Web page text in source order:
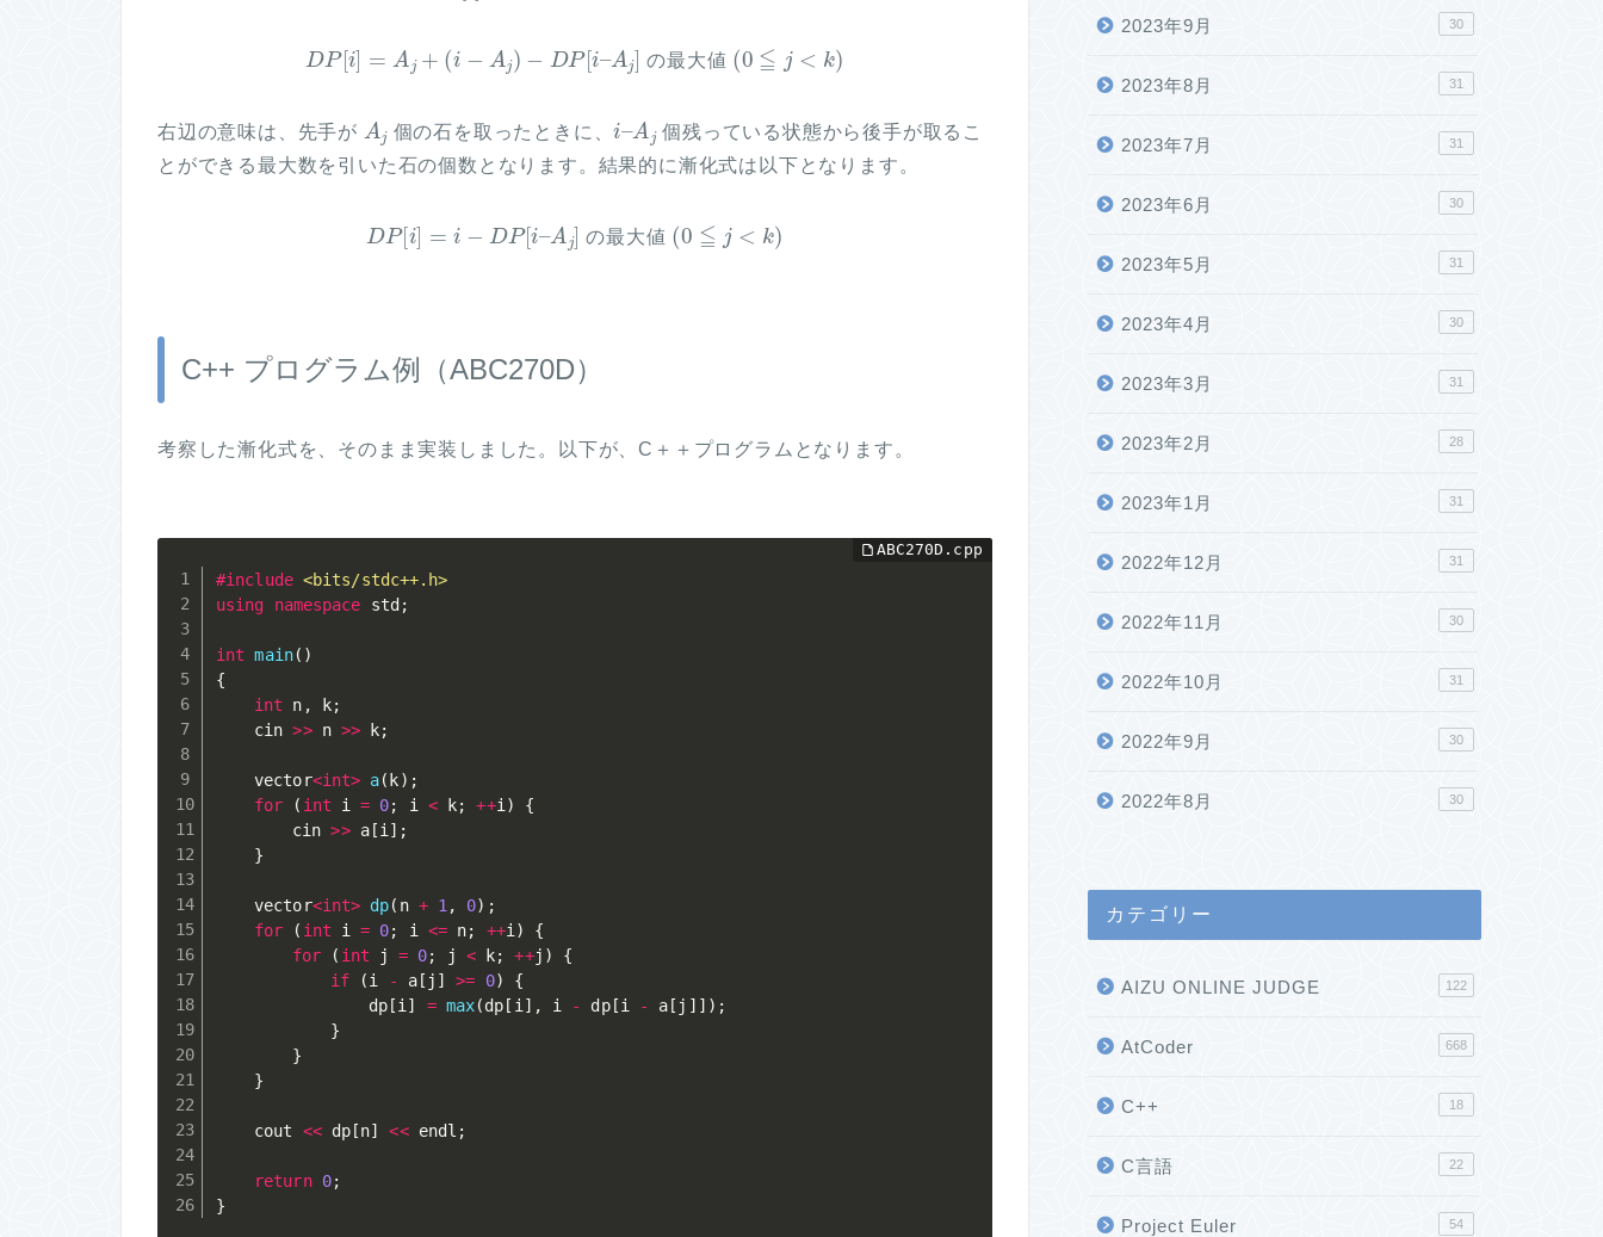
DP[i] + A j) DP[ Aj]
の最大値
(0 ≦j k
右辺の意味は、先手が
A
個の石を取ったときに、
i– A
個残っている状態から後手が取るこ
とができる最大数を引いた石の個数となります。結果的に漸化式は以下となります。
DP[i] D [i–Aj]
の最大値
(0 ≦j< k
C++ プログラム例（ABC270D）
考察した漸化式を、そのまま実装しました。以下が、C＋＋プログラムとなります。
#include <bits/stdc++.h>
using
namespace std ;
int main( )
{
int n , k;
	cin
>> n >> k;
	vector
<int> a( k) ;
for
( int i = 0; i < k; ++i )
{
		cin
>> a[i ] ;
}
	vector
<int> dp( n + 1 , 0) ;
for
( int i = 0; i <= n; ++i )
{
for
( int j = 0; j < k; ++j )
{
if
(i - a[ j ] >= 0)
{
				dp
[i ] = max(dp [ i ] , i - dp[i - a [ j ] ] ) ;
}
}
}
	cout
<< dp [n] << endl ;
return 0;
}
2023年9月 30
2023年8月 31
2023年7月 31
2023年6月 30
2023年5月 31
2023年4月 30
2023年3月 31
2023年2月 28
2023年1月 31
2022年12月 31
2022年11月 30
2022年10月 31
2022年9月 30
2022年8月 30
カテゴリー
AIZU ONLINE JUDGE 122
AtCoder 668
C++ 18
C言語 22
Project Euler 54